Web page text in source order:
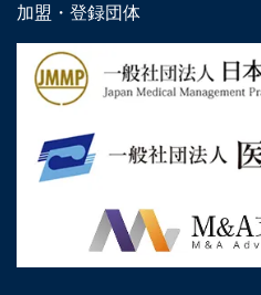
加盟・登録団体